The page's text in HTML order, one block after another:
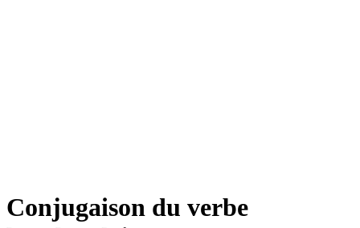
Conjugaison du verbe